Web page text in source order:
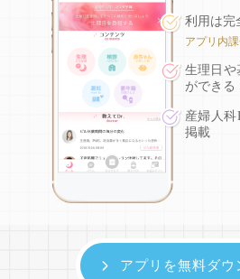
利用は完
アプリ内
生理日や
ができる
産婦人
掲載
アプリを無料ダウ